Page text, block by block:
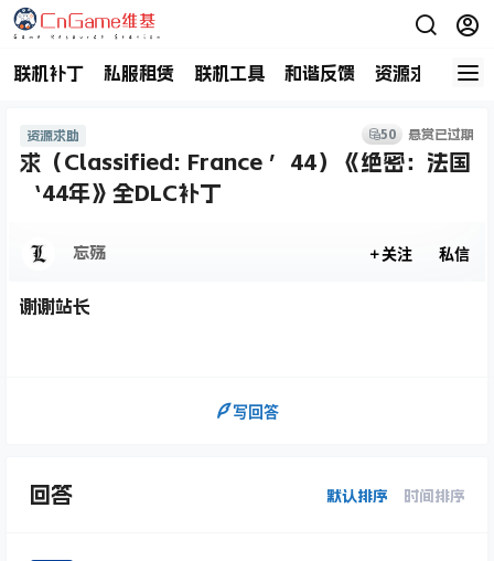
联机补丁 私服租赁 联机工具 和谐反馈 资源求助 商
资源求助 50 悬赏已过期
求（Classified: France ’44）《绝密：法国
‘44年》全DLC补丁
忘殇 关注 私信
谢谢站长
写回答
回答 默认排序 时间排序